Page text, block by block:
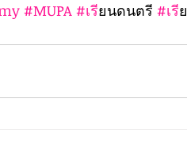
#MUPA #เรียนดนตรี #เร